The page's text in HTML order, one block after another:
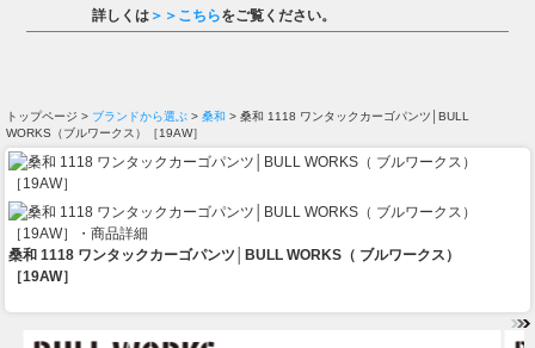
詳しくは ＞＞こちらをご覧ください。
トップページ > ブランドから選ぶ > 桑和 > 桑和 1118 ワンタックカーゴパンツ│BULL
WORKS（ブルワークス）［19AW］
桑和 1118 ワンタックカーゴパンツ│BULL WORKS（ ブルワークス）
［19AW］